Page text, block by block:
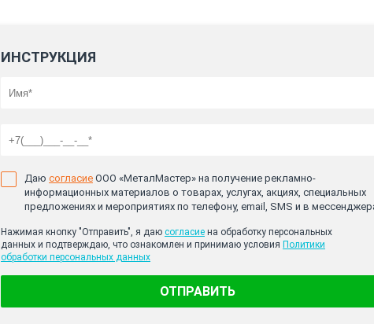
ИНСТРУКЦИЯ
Даю согласие ООО «МеталМастер» на получение рекламно-
информационных материалов о товарах, услугах, акциях, специальных
предложениях и мероприятиях по телефону, email, SMS и в
Нажимая кнопку "Отправить", я даю согласие на обработку персональных
данных и подтверждаю, что ознакомлен и принимаю условия Политики
обработки персональных данных
ОТПРАВИТЬ